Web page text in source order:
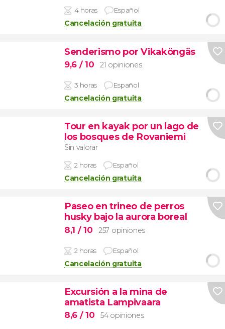
4 horas Español
Cancelación gratuita
Senderismo por Vikaköngäs
9,6 / 10 21 opiniones
3 horas Español
Cancelación gratuita
Tour en kayak por un lago de
los bosques de Rovaniemi
Sin valorar
2 horas Español
Cancelación gratuita
Paseo en trineo de perros
husky bajo la aurora boreal
8,1 / 10 257 opiniones
2 horas Español
Cancelación gratuita
Excursión a la mina de
amatista Lampivaara
8,6 / 10 54 opiniones